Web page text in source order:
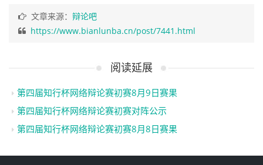
文章来源： 辩论吧
https://www.bianlunba.cn/post/7441.html
阅读延展
第四届知行杯网络辩论赛初赛8月9日赛果
第四届知行杯网络辩论赛初赛对阵公示
第四届知行杯网络辩论赛初赛8月8日赛果